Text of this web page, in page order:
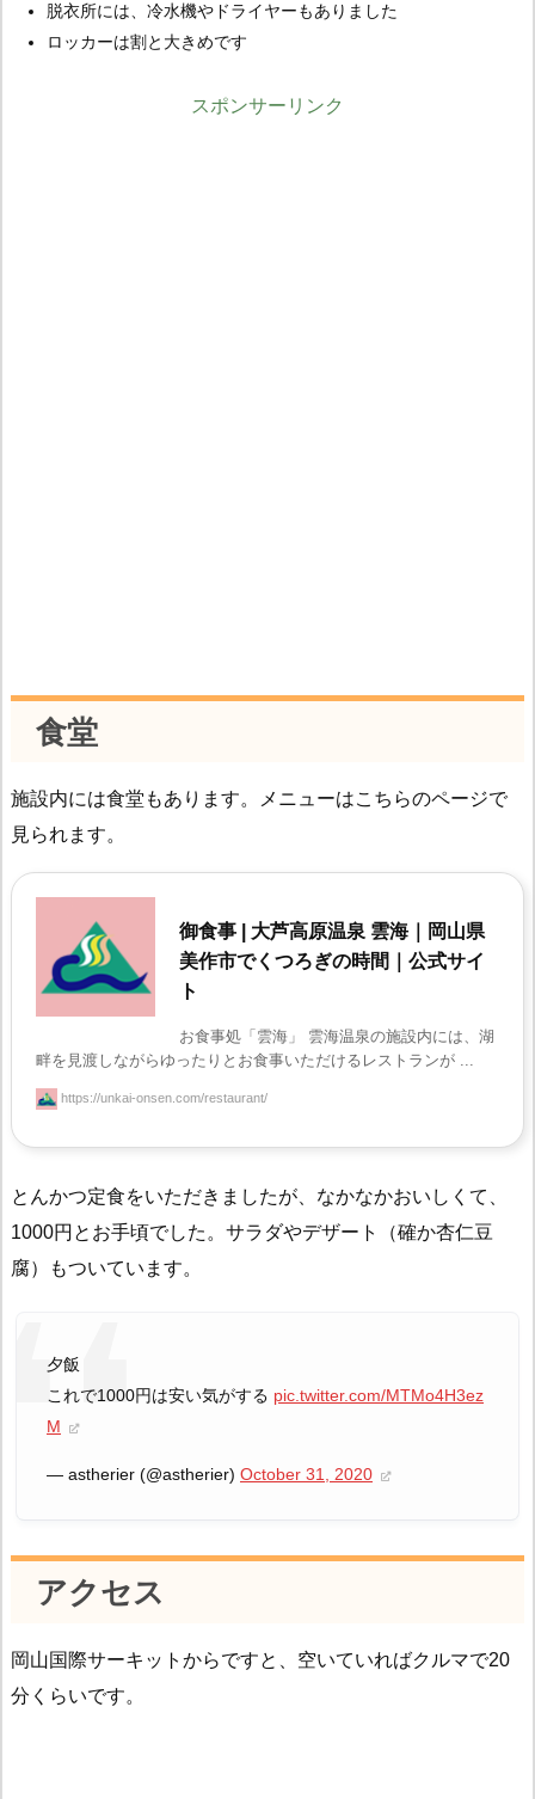
脱衣所には、冷水機やドライヤーもありました
ロッカーは割と大きめです
スポンサーリンク
食堂
施設内には食堂もあります。メニューはこちらのページで
見られます。
御食事 | 大芦高原温泉 雲海｜岡山県
美作市でくつろぎの時間｜公式サイ
ト
お食事処「雲海」 雲海温泉の施設内には、湖
畔を見渡しながらゆったりとお食事いただけるレストランが ...
https://unkai-onsen.com/restaurant/
とんかつ定食をいただきましたが、なかなかおいしくて、
1000円とお手頃でした。サラダやデザート（確か杏仁豆
腐）もついています。
夕飯
これで1000円は安い気がする pic.twitter.com/MTMo4H3ez
M
— astherier (@astherier) October 31, 2020
アクセス
岡山国際サーキットからですと、空いていればクルマで20
分くらいです。